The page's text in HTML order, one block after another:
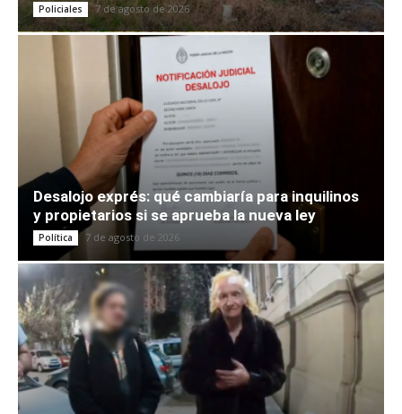
Policiales 7 de agosto de 2026
Desalojo exprés: qué cambiaría para inquilinos
y propietarios si se aprueba la nueva ley
Política 7 de agosto de 2026